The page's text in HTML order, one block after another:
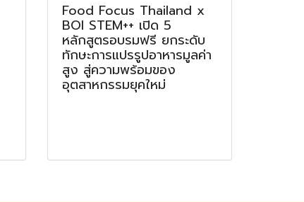
Food Focus Thailand x
BOI STEM++ เปิด 5
หลักสูตรอบรมฟรี ยกระดับ
ทักษะการแปรรูปอาหารมูลค่า
สูง สู่ความพร้อมของ
อุตสาหกรรมยุคใหม่